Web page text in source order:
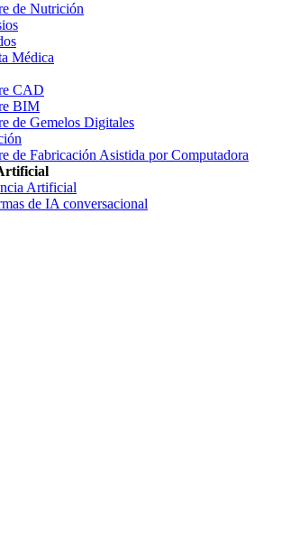
de Nutrición
Médica
CAD
BIM
de Gemelos Digitales
de Fabricación Asistida por Computadora
Artificial
de IA conversacional